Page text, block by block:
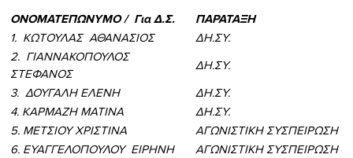
ΟΝΟΜΑΤΕΠΩΝΥΜΟ / Για Δ.Σ. ΠΑΡΑΤΑΞΗ
1. ΚΩΤΟΥΛΑΣ ΑΘΑΝΑΣΙΟΣ
ΔΗ.ΣΥ.
2. ΓΙΑΝΝΑΚΟΠΟΥΛΟΣ
ΣΤΕΦΑΝΟΣ
ΔΗ.ΣΥ.
3. ΔΟΥΓΑΛΗ ΕΛΕΝΗ
ΔΗ.ΣΥ.
4. ΚΑΡΜΑΖΗ ΜΑΤΙΝΑ
ΔΗ.ΣΥ.
5. ΜΕΤΣΙΟΥ ΧΡΙΣΤΙΝΑ
ΑΓΩΝΙΣΤΙΚΗ ΣΥΣΠΕΙΡΩΣΗ
6. ΕΥΑΓΓΕΛΟΠΟΥΛΟΥ ΕΙΡΗΝΗ
ΑΓΩΝΙΣΤΙΚΗ ΣΥΣΠΕΙΡΩΣΗ